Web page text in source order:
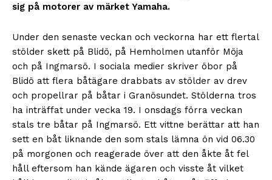
sig på motorer av märket Yamaha.
Under den senaste veckan och veckorna har ett flertal
stölder skett på Blidö, på Hemholmen utanför Möja
och på Ingmarsö. I sociala medier skriver öbor på
Blidö att flera båtägare drabbats av stölder av drev
och propellrar på båtar i Granösundet. Stölderna tros
ha inträffat under vecka 19. I onsdags förra veckan
stals tre båtar på Ingmarsö. Ett vittne berättar att han
sett en båt liknande den som stals lämna ön vid 06.30
på morgonen och reagerade över att den åkte åt fel
håll eftersom han kände ägaren och visste åt vilket